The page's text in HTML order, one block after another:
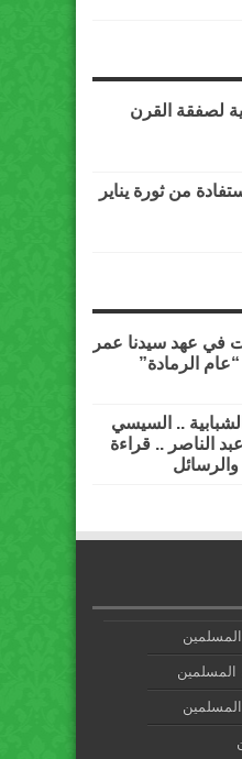
لصفقة القرن
في عهد سيدنا عمر
الرمادة”
.. السيسي
الناصر .. قراءة
المسلمين
المسلمين